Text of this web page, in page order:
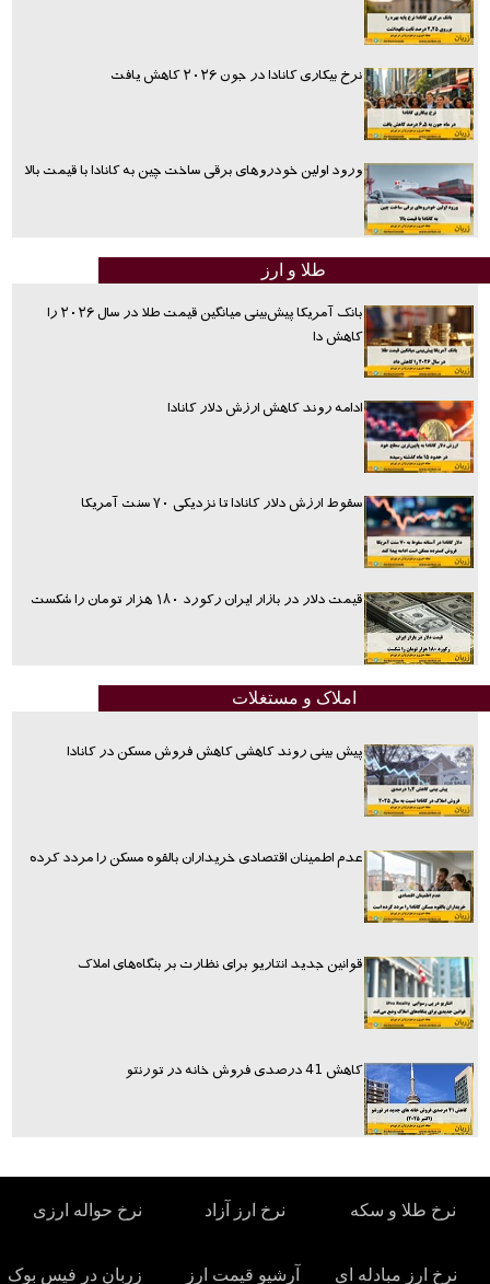
نرخ بیکاری کانادا در جون ۲۰۲۶ کاهش یافت
ورود اولین خودروهای برقی ساخت چین به کانادا با قیمت بالا
طلا و ارز
بانک آمریکا پیش‌بینی میانگین قیمت طلا در سال ۲۰۲۶ را
کاهش دا
ادامه روند کاهش ارزش دلار کانادا
سقوط ارزش دلار کانادا تا نزدیکی ۷۰ سنت آمریکا
قیمت دلار در بازار ایران رکورد ۱۸۰ هزار تومان را شکست
املاک و مستغلات
پیش بینی روند کاهشی کاهش فروش مسکن در کانادا
عدم اطمینان اقتصادی خریداران بالقوه مسکن را مردد کرده
قوانین جدید انتاریو برای نظارت بر بنگاه‌های املاک
کاهش 41 درصدی فروش خانه در تورنتو
نرخ طلا و سکه نرخ ارز آزاد نرخ حواله ارزی
نرخ ارز مبادله ای آرشیو قیمت ارز زربان در فیس بوک